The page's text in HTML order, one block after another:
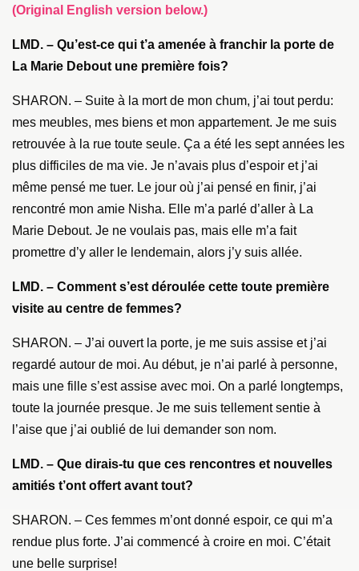
(Original English version below.)
LMD. – Qu’est-ce qui t’a amenée à franchir la porte de
La Marie Debout une première fois?
SHARON. – Suite à la mort de mon chum, j’ai tout perdu:
mes meubles, mes biens et mon appartement. Je me suis
retrouvée à la rue toute seule. Ça a été les sept années les
plus difficiles de ma vie. Je n’avais plus d’espoir et j’ai
même pensé me tuer. Le jour où j’ai pensé en finir, j’ai
rencontré mon amie Nisha. Elle m’a parlé d’aller à La
Marie Debout. Je ne voulais pas, mais elle m’a fait
promettre d’y aller le lendemain, alors j’y suis allée.
LMD. – Comment s’est déroulée cette toute première
visite au centre de femmes?
SHARON. – J’ai ouvert la porte, je me suis assise et j’ai
regardé autour de moi. Au début, je n’ai parlé à personne,
mais une fille s’est assise avec moi. On a parlé longtemps,
toute la journée presque. Je me suis tellement sentie à
l’aise que j’ai oublié de lui demander son nom.
LMD. – Que dirais-tu que ces rencontres et nouvelles
amitiés t’ont offert avant tout?
SHARON. – Ces femmes m’ont donné espoir, ce qui m’a
rendue plus forte. J’ai commencé à croire en moi. C’était
une belle surprise!